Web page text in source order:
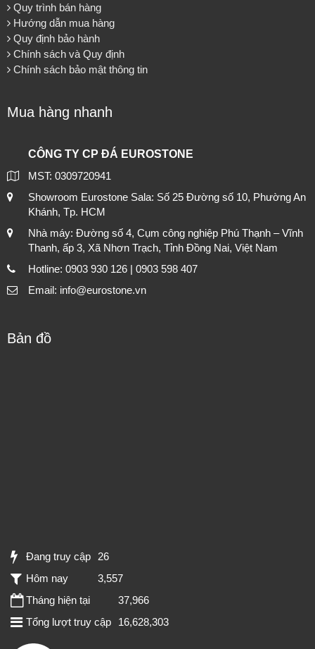
Quy trình bán hàng
Hướng dẫn mua hàng
Quy định bảo hành
Chính sách và Quy định
Chính sách bảo mật thông tin
Mua hàng nhanh
CÔNG TY CP ĐÁ EUROSTONE
MST: 0309720941
Showroom Eurostone Sala: Số 25 Đường số 10, Phường An
Khánh, Tp. HCM
Nhà máy: Đường số 4, Cụm công nghiệp Phú Thạnh – Vĩnh
Thanh, ấp 3, Xã Nhơn Trạch, Tỉnh Đồng Nai, Việt Nam
Hotline: 0903 930 126 | 0903 598 407
Email: info@eurostone.vn
Bản đồ
Đang truy cập
26
Hôm nay
3,557
Tháng hiện tại
37,966
Tổng lượt truy cập
16,628,303